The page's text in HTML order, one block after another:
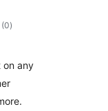
(0totaal
waarderingen
)
on any